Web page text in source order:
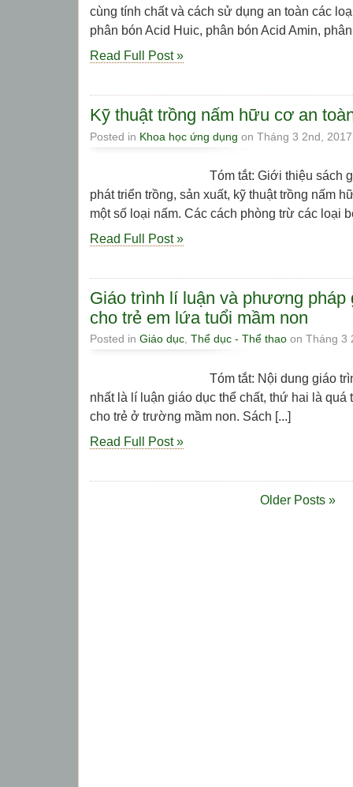
cùng tính chất và cách sử dụng an toàn các
phân bón Acid Huic, phân bón Acid Amin,
Read Full Post »
Kỹ thuật trồng nấm hữu cơ an
Posted in Khoa học ứng dụng on Tháng 3 2nd, 2017
Tóm tắt: Giới thiệu sách giới
phát triển trồng, sản xuất, kỹ thuật trồng nấm
một số loại nấm. Các cách phòng trừ các loại
Read Full Post »
Giáo trình lí luận và phương pháp
cho trẻ em lứa tuổi mầm non
Posted in Giáo dục, Thể dục - Thể thao on Tháng 3
Tóm tắt: Nội dung giáo trình nêu
nhất là lí luận giáo dục thể chất, thứ hai là quá
cho trẻ ở trường mầm non. Sách [...]
Read Full Post »
Older Posts »